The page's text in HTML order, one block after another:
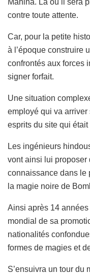
contre toute attente.
Car, pour la petite
à l’époque construire
confrontés aux forces
signer forfait.
Une situation
employé qui va
esprits du site qui était
Les ingénieurs
vont ainsi lui proposer
connaissance dans le
la magie noire de
Ainsi après 14 années
mondial de sa
nationalités
formes de magies et
S’ensuivra un tour du